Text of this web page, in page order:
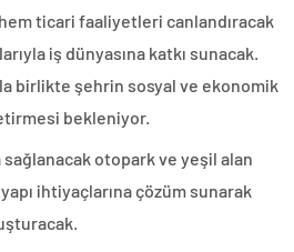
ticari faaliyetleri canlandıracak
iş dünyasına katkı sunacak.
birlikte şehrin sosyal ve ekonomik
bekleniyor.
sağlanacak otopark ve yeşil alan
ihtiyaçlarına çözüm sunarak